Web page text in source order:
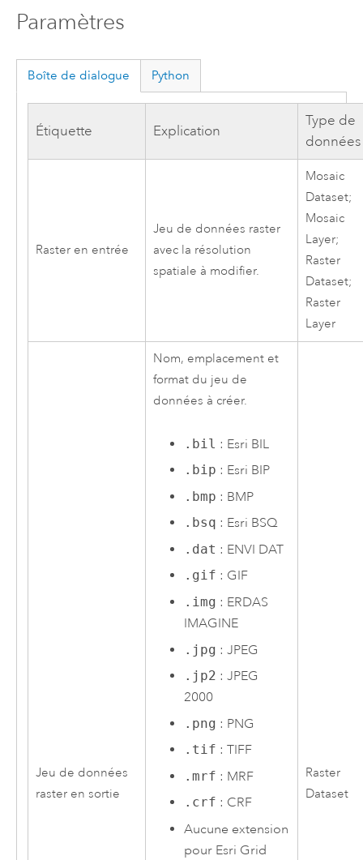
Paramètres
Boîte de dialogue Python
Étiquette Explication
Type de
données
Raster en entrée
Jeu de données raster
avec la résolution
spatiale à modifier.
Mosaic
Dataset;
Mosaic
Layer;
Raster
Dataset;
Raster
Layer
Jeu de données
raster en sortie
Nom, emplacement et
format du jeu de
données à créer.
.bil : Esri BIL
.bip : Esri BIP
.bmp : BMP
.bsq : Esri BSQ
.dat : ENVI DAT
.gif : GIF
.img : ERDAS
IMAGINE
.jpg : JPEG
.jp2 : JPEG
2000
.png : PNG
.tif : TIFF
.mrf : MRF
.crf : CRF
Aucune extension
pour Esri Grid
Raster
Dataset